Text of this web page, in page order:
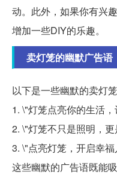
动。此外，如果你有兴
增加一些DIY的乐趣。
卖灯笼的幽默广告语
以下是一些幽默的卖灯
1. \"灯笼点亮你的生活
2. \"灯笼不只是照明，
3. \"点亮灯笼，开启幸
这些幽默的广告语既能